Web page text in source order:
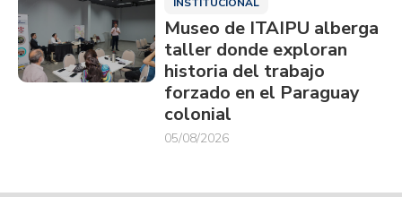
Museo de ITAIPU alberga
taller donde exploran
historia del trabajo
forzado en el Paraguay
colonial
05/08/2026